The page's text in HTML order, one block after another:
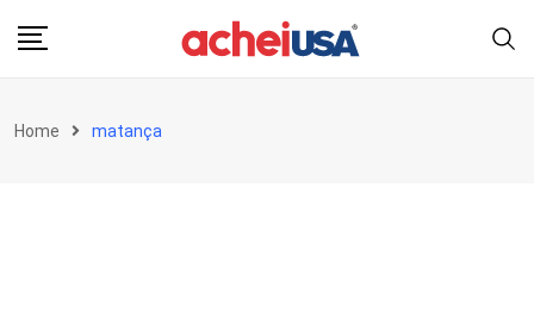
Home matança